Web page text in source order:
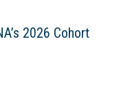
2026 Cohort